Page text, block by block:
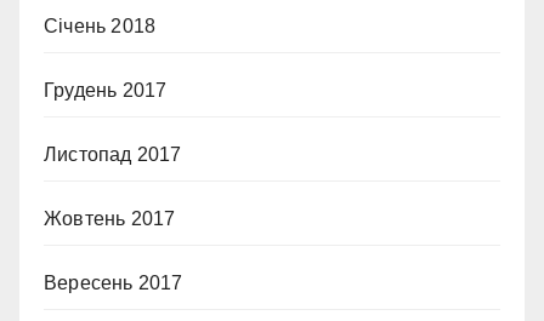
Січень 2018
Грудень 2017
Листопад 2017
Жовтень 2017
Вересень 2017